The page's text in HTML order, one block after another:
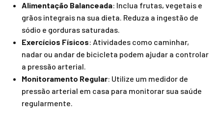
Alimentação Balanceada: Inclua frutas, vegetais e
grãos integrais na sua dieta. Reduza a ingestão de
sódio e gorduras saturadas.
Exercícios Físicos: Atividades como caminhar,
nadar ou andar de bicicleta podem ajudar a controlar
a pressão arterial.
Monitoramento Regular: Utilize um medidor de
pressão arterial em casa para monitorar sua saúde
regularmente.